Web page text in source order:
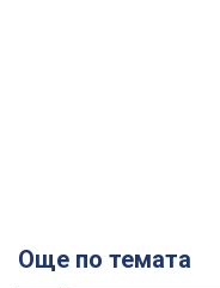
Още по темата